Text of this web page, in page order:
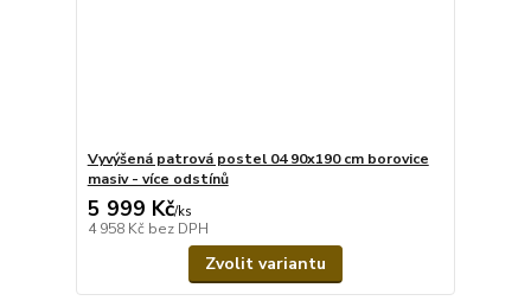
Vyvýšená patrová postel 04 90x190 cm borovice
masiv - více odstínů
5 999 Kč/ks
4 958 Kč bez DPH
Zvolit variantu